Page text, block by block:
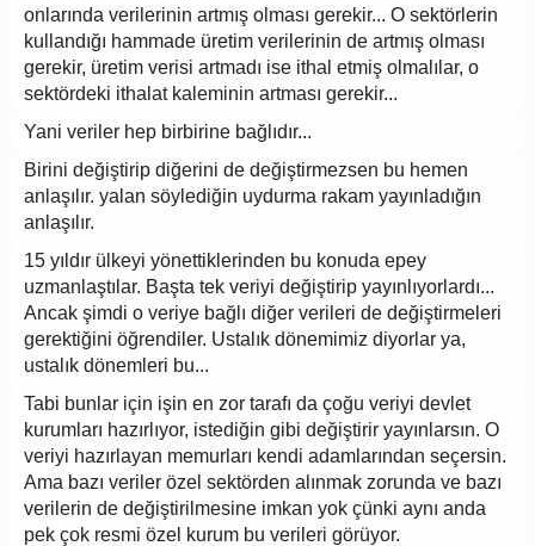
onlarında verilerinin artmış olması gerekir... O sektörlerin
kullandığı hammade üretim verilerinin de artmış olması
gerekir, üretim verisi artmadı ise ithal etmiş olmalılar, o
sektördeki ithalat kaleminin artması gerekir...
Yani veriler hep birbirine bağlıdır...
Birini değiştirip diğerini de değiştirmezsen bu hemen
anlaşılır. yalan söylediğin uydurma rakam yayınladığın
anlaşılır.
15 yıldır ülkeyi yönettiklerinden bu konuda epey
uzmanlaştılar. Başta tek veriyi değiştirip yayınlıyorlardı...
Ancak şimdi o veriye bağlı diğer verileri de değiştirmeleri
gerektiğini öğrendiler. Ustalık dönemimiz diyorlar ya,
ustalık dönemleri bu...
Tabi bunlar için işin en zor tarafı da çoğu veriyi devlet
kurumları hazırlıyor, istediğin gibi değiştirir yayınlarsın. O
veriyi hazırlayan memurları kendi adamlarından seçersin.
Ama bazı veriler özel sektörden alınmak zorunda ve bazı
verilerin de değiştirilmesine imkan yok çünki aynı anda
pek çok resmi özel kurum bu verileri görüyor.